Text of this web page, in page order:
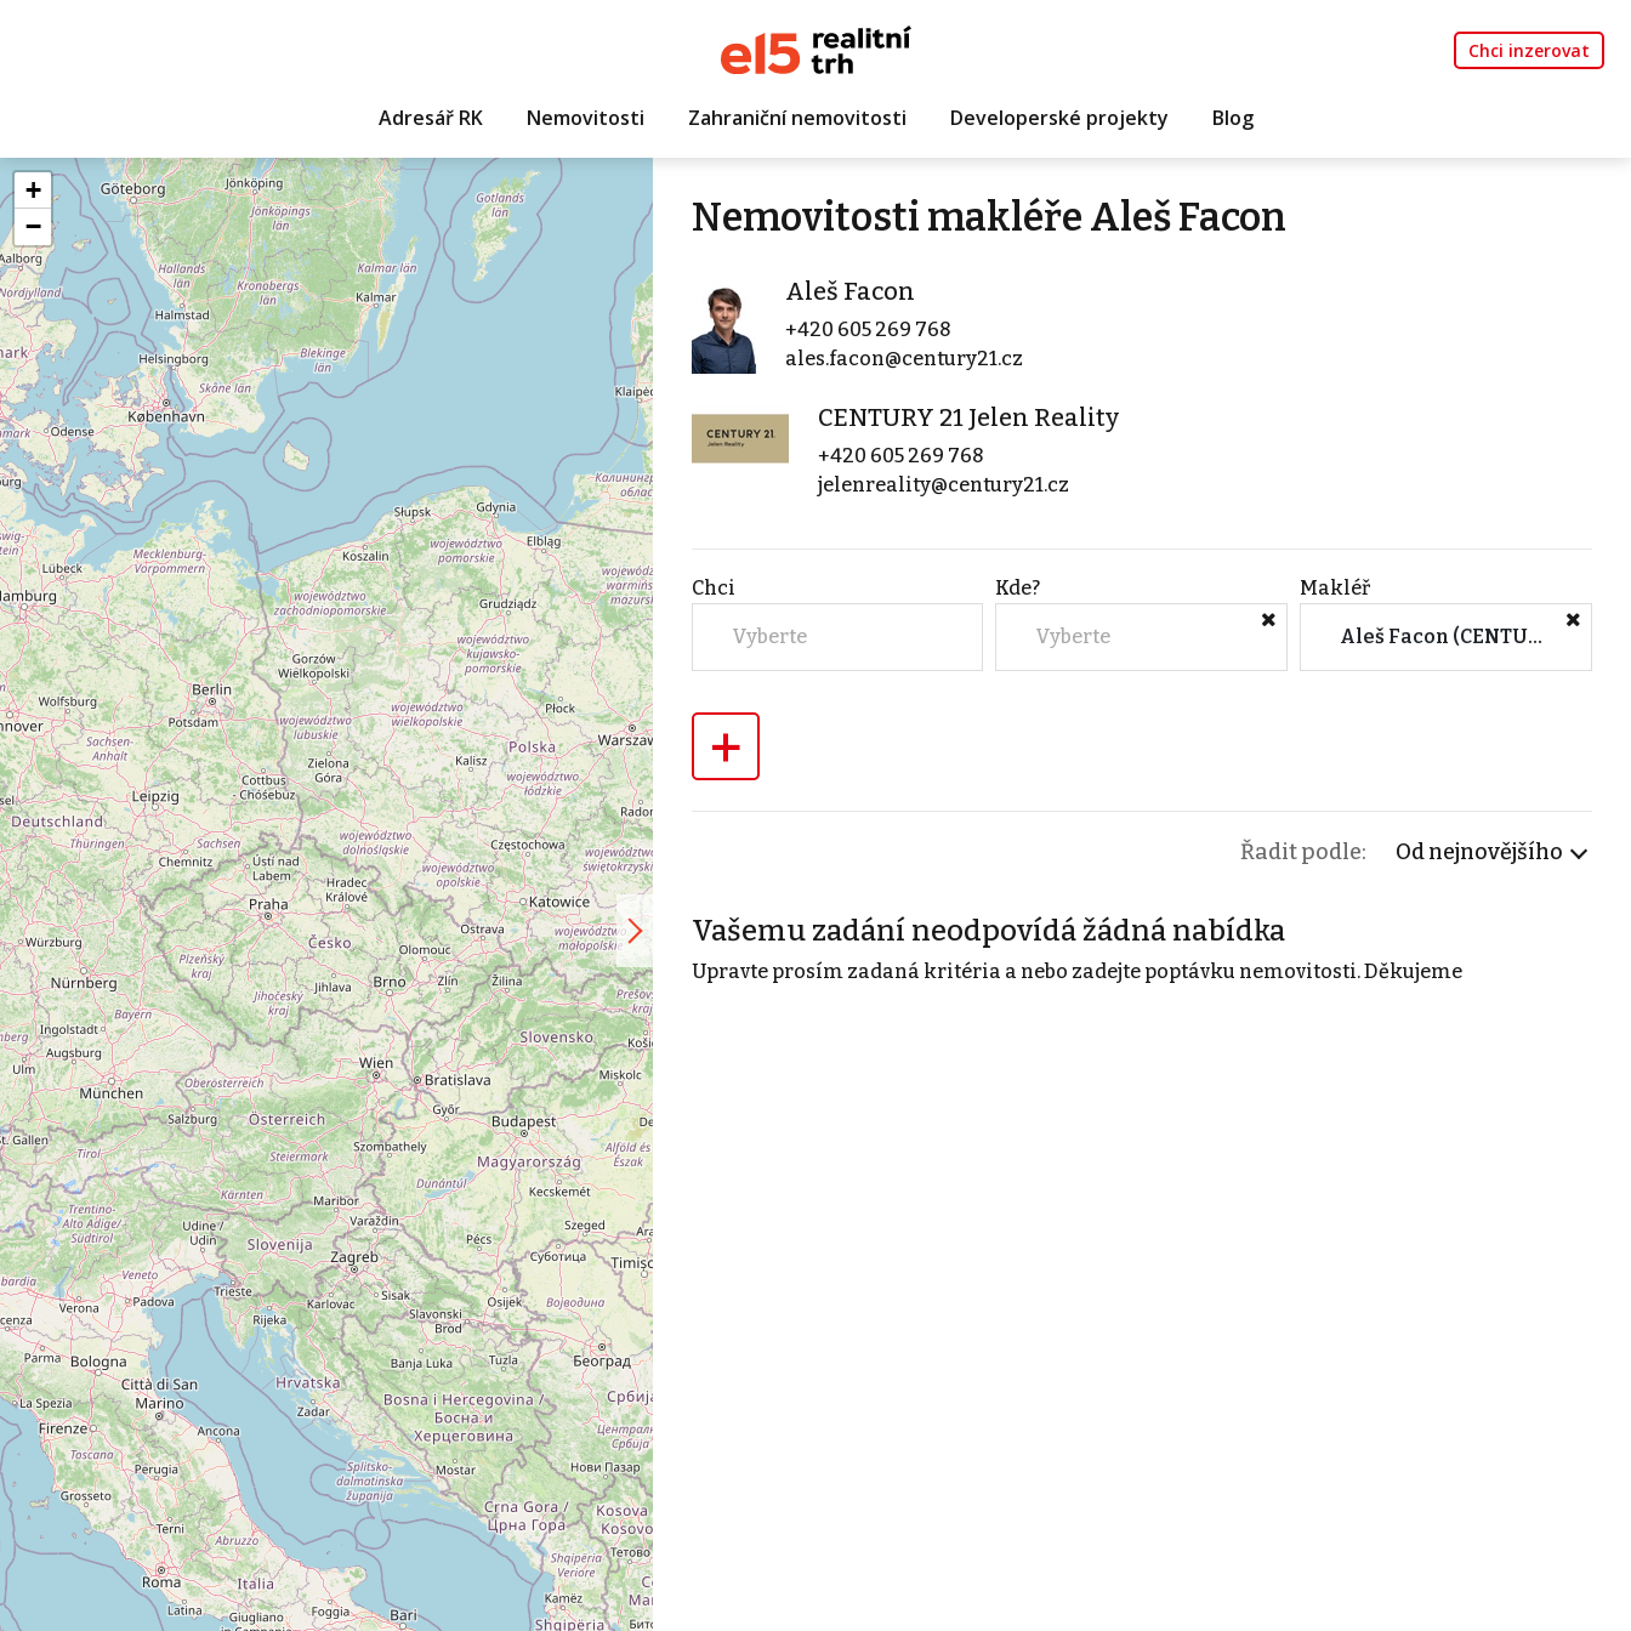
Chci inzerovat
Adresář RK Nemovitosti Zahraniční nemovitosti Developerské projekty Blog
+
−
Nemovitosti makléře Aleš Facon
Aleš Facon
+420 605 269 768
ales.facon@century21.cz
CENTURY 21 Jelen Reality
+420 605 269 768
jelenreality@century21.cz
Chci
Vyberte
Kde?
Vyberte
Makléř
Aleš Facon (CENTURY 21 Jelen Reality)
+
Řadit podle: Od nejnovějšího
Vašemu zadání neodpovídá žádná nabídka
Upravte prosím zadaná kritéria a nebo zadejte poptávku nemovitosti. Děkujeme